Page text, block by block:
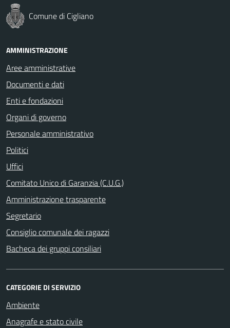
Comune di Cigliano
AMMINISTRAZIONE
Aree amministrative
Documenti e dati
Enti e fondazioni
Organi di governo
Personale amministrativo
Politici
Uffici
Comitato Unico di Garanzia (C.U.G.)
Amministrazione trasparente
Segretario
Consiglio comunale dei ragazzi
Bacheca dei gruppi consiliari
CATEGORIE DI SERVIZIO
Ambiente
Anagrafe e stato civile